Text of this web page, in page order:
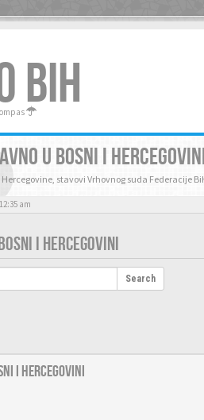
BIH
U BOSNI I
Hercegovine, stavovi Vrhovnog suda Federacije
am
I HERCEGOVINI
Search
i Hercegovini